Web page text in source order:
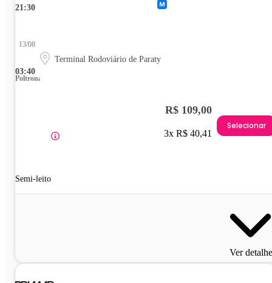
21:30
03:40
13/08
Terminal Rodoviário de Paraty
Poltrona
Semi-leito
R$ 109,00
3x R$ 40,41
Selecionar
Ver